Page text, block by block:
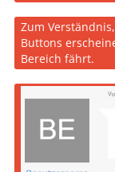
Zum
Buttons
Bereich fährt.